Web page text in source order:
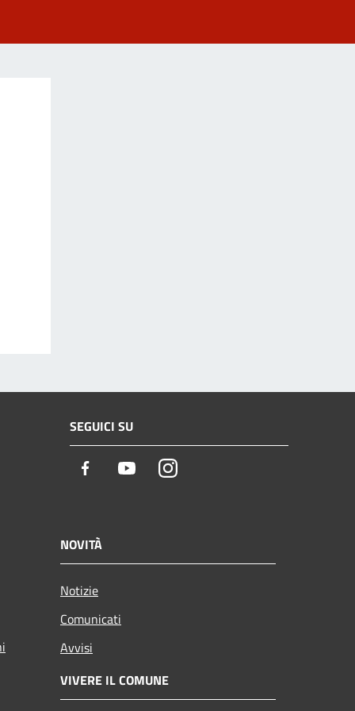
SEGUICI SU
Facebook YoutubeInstagram
NOVITÀ
Notizie
Comunicati
Avvisi
VIVERE IL COMUNE